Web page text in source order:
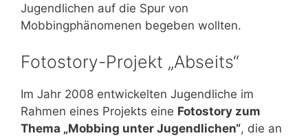
Jugendlichen auf die Spur von
Mobbingphänomenen begeben wollten.
Fotostory-Projekt „Abseits“
Im Jahr 2008 entwickelten Jugendliche im
Rahmen eines Projekts eine Fotostory zum
Thema „Mobbing unter Jugendlichen“, die an